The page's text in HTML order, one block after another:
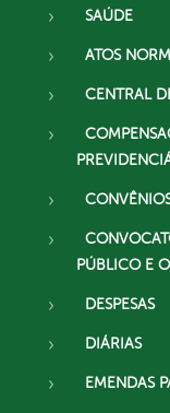
SAÚDE
ATOS
CENTRAL
PÚBLICO E
DESPESAS
DIÁRIAS
EMENDAS